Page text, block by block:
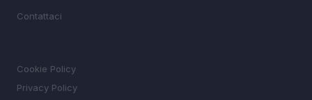
Contattaci
Cookie Policy
Privacy Policy